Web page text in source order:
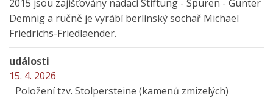
2015 jsou zajišťovány nadací Stiftung - Spuren - Gunter
Demnig a ručně je vyrábí berlínský sochař Michael
Friedrichs-Friedlaender.
události
15. 4. 2026
Položení tzv. Stolpersteine (kamenů zmizelých)